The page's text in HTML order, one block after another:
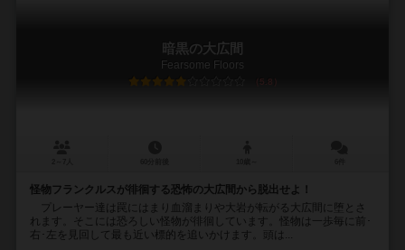
暗黒の大広間
Fearsome Floors
5.8
怪物フランクルスが徘徊する恐怖の大広間から脱出せよ！
プレーヤー達は罠にはまり血溜まりや大岩が転がる大広間に堕とさ
れます。そこには恐ろしい怪物が徘徊しています。怪物は一歩毎に前･
右･左を見回して最も近い標的を追いかけます。頭は...